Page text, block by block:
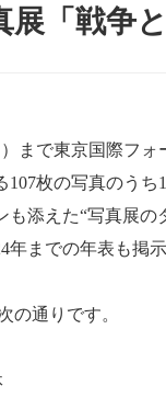
「戦争と
まで東京国際フ
枚の写真のう
添えた“写真展
までの年表も掲
通りです。